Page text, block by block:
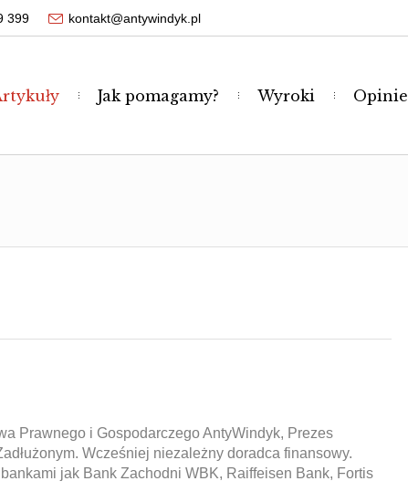
399 kontakt@antywindyk.pl
Jak pomagamy? Wyroki Opinie
Prawnego i Gospodarczego AntyWindyk, Prezes
Wcześniej niezależny doradca finansowy.
bankami jak Bank Zachodni WBK, Raiffeisen Bank, Fortis